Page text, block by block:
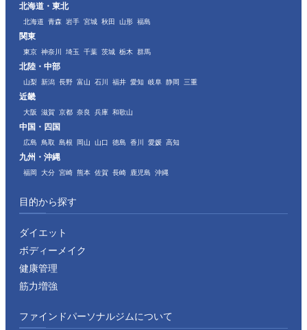
北海道・東北
北海道 青森 岩手 宮城 秋田 山形 福島
関東
東京 神奈川 埼玉 千葉 茨城 栃木 群馬
北陸・中部
山梨 新潟 長野 富山 石川 福井 愛知 岐阜 静岡 三重
近畿
大阪 滋賀 京都 奈良 兵庫 和歌山
中国・四国
広島 鳥取 島根 岡山 山口 徳島 香川 愛媛 高知
九州・沖縄
福岡 大分 宮崎 熊本 佐賀 長崎 鹿児島 沖縄
目的から探す
ダイエット
ボディーメイク
健康管理
筋力増強
ファインドパーソナルジムについて